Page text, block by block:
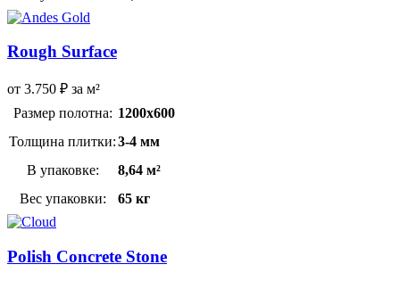
Rough Surface
от 3.750 ₽ за м²
Размер полотна: 1200х600
Толщина плитки:3-4 мм
В упаковке:
8,64 м²
Вес упаковки:
65 кг
Polish Concrete Stone